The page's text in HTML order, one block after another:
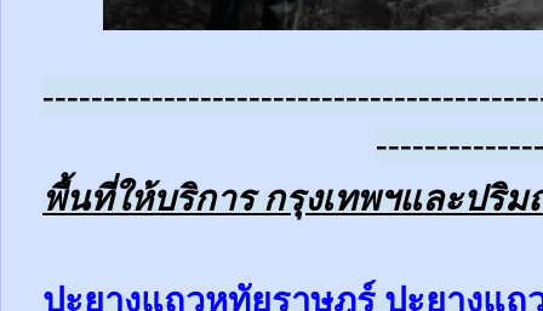
พื้นที่ให้บริการ กรุงเทพฯและปริ
ปะยางแถวหทัยราษฎร์ ปะยางแถ